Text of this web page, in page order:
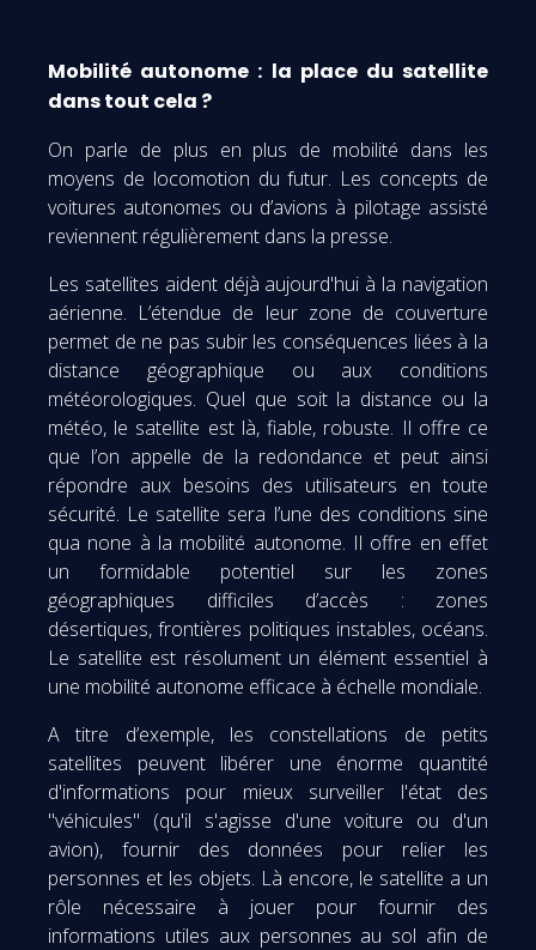
Mobilité autonome : la place du satellite
dans tout cela ?
On parle de plus en plus de mobilité dans les
moyens de locomotion du futur. Les concepts de
voitures autonomes ou d’avions à pilotage assisté
reviennent régulièrement dans la presse.
Les satellites aident déjà aujourd'hui à la navigation
aérienne. L’étendue de leur zone de couverture
permet de ne pas subir les conséquences liées à la
distance géographique ou aux conditions
météorologiques. Quel que soit la distance ou la
météo, le satellite est là, fiable, robuste. Il offre ce
que l’on appelle de la redondance et peut ainsi
répondre aux besoins des utilisateurs en toute
sécurité. Le satellite sera l’une des conditions sine
qua none à la mobilité autonome. Il offre en effet
un formidable potentiel sur les zones
géographiques difficiles d’accès : zones
désertiques, frontières politiques instables, océans.
Le satellite est résolument un élément essentiel à
une mobilité autonome efficace à échelle mondiale.
A titre d’exemple, les constellations de petits
satellites peuvent libérer une énorme quantité
d'informations pour mieux surveiller l'état des
"véhicules" (qu'il s'agisse d'une voiture ou d'un
avion), fournir des données pour relier les
personnes et les objets. Là encore, le satellite a un
rôle nécessaire à jouer pour fournir des
informations utiles aux personnes au sol afin de